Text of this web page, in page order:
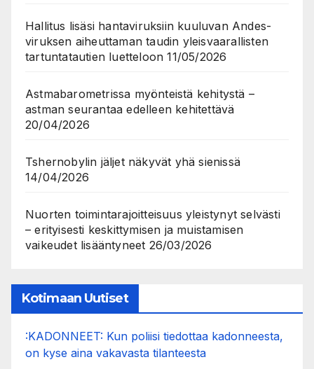
Hallitus lisäsi hantaviruksiin kuuluvan Andes-
viruksen aiheuttaman taudin yleisvaarallisten
tartuntatautien luetteloon 11/05/2026
Astmabarometrissa myönteistä kehitystä –
astman seurantaa edelleen kehitettävä
20/04/2026
Tshernobylin jäljet näkyvät yhä sienissä
14/04/2026
Nuorten toimintarajoitteisuus yleistynyt selvästi
– erityisesti keskittymisen ja muistamisen
vaikeudet lisääntyneet 26/03/2026
Kotimaan Uutiset
:KADONNEET: Kun poliisi tiedottaa kadonneesta,
on kyse aina vakavasta tilanteesta